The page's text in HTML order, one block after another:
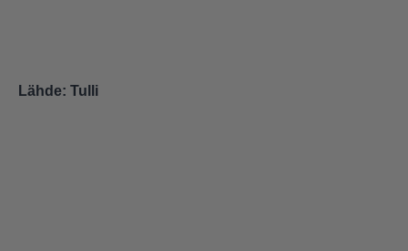
Lähde: Tulli